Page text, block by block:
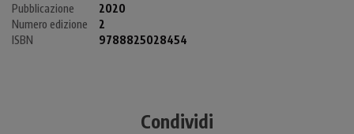
Pubblicazione
2020
Numero edizione
2
ISBN
9788825028454
Condividi